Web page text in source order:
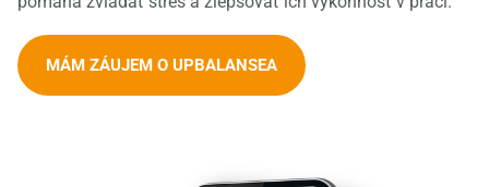
MÁM ZÁUJEM O UPBALANSEA